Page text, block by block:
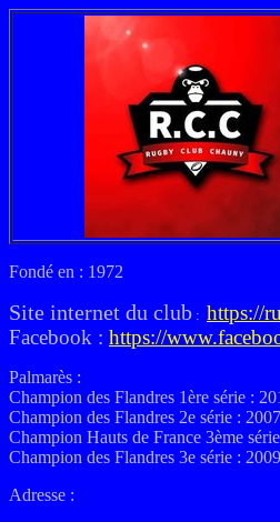
Fondé en : 1972
Site internet du club : https://
Facebook : https://
Palmarès :
Champion des Flandres 1ère série :
Champion des Flandres 2e série : 2007
Champion Hauts de France 3ème
Champion des Flandres 3e série : 2009
Adresse :